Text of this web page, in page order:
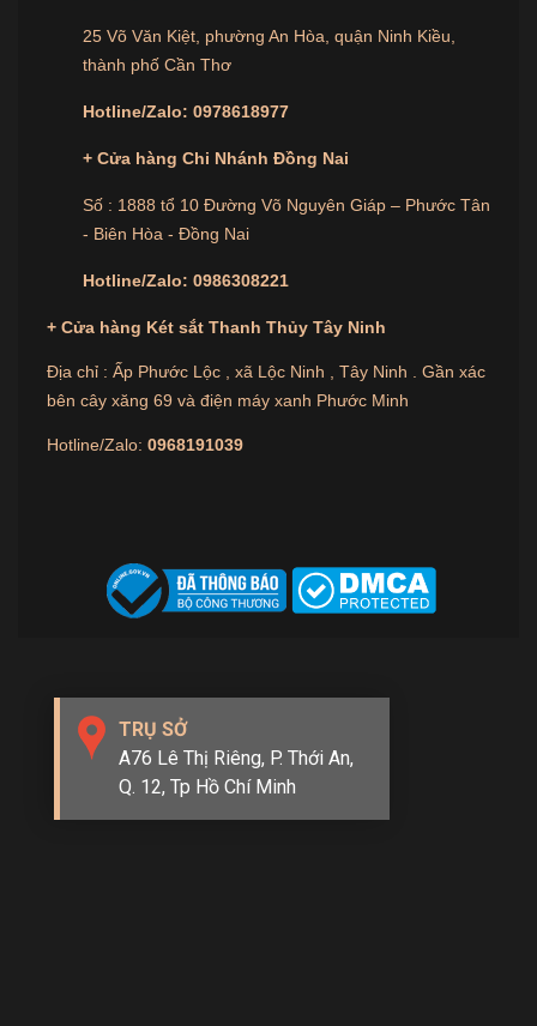
25 Võ Văn Kiệt, phường An Hòa, quận Ninh Kiều,
thành phố Cần Thơ
Hotline/Zalo: 0978618977
+ Cửa hàng Chi Nhánh Đồng Nai
Số : 1888 tổ 10 Đường Võ Nguyên Giáp – Phước Tân
- Biên Hòa - Đồng Nai
Hotline/Zalo: 0986308221
+ Cửa hàng Két sắt Thanh Thủy Tây Ninh
Địa chỉ : Ấp Phước Lộc , xã Lộc Ninh , Tây Ninh . Gần xác
bên cây xăng 69 và điện máy xanh Phước Minh
Hotline/Zalo: 0968191039
TRỤ SỞ
A76 Lê Thị Riêng, P. Thới An,
Q. 12, Tp Hồ Chí Minh